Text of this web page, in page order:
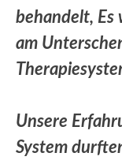
behandelt, Es
am
Unsere
System